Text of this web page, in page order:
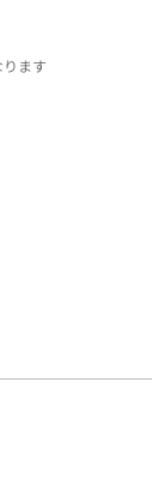
ます